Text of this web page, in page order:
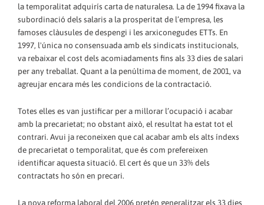
la temporalitat adquirís carta de naturalesa. La de 1994 fixava la
subordinació dels salaris a la prosperitat de l’empresa, les
famoses clàusules de despengi i les arxiconegudes ETTs. En
1997, l'única no consensuada amb els sindicats institucionals,
va rebaixar el cost dels acomiadaments fins als 33 dies de salari
per any treballat. Quant a la penúltima de moment, de 2001, va
agreujar encara més les condicions de la contractació.
Totes elles es van justificar per a millorar l’ocupació i acabar
amb la precarietat; no obstant això, el resultat ha estat tot el
contrari. Avui ja reconeixen que cal acabar amb els alts índexs
de precarietat o temporalitat, que és com prefereixen
identificar aquesta situació. El cert és que un 33% dels
contractats ho són en precari.
La nova reforma laboral del 2006 pretén generalitzar els 33 dies